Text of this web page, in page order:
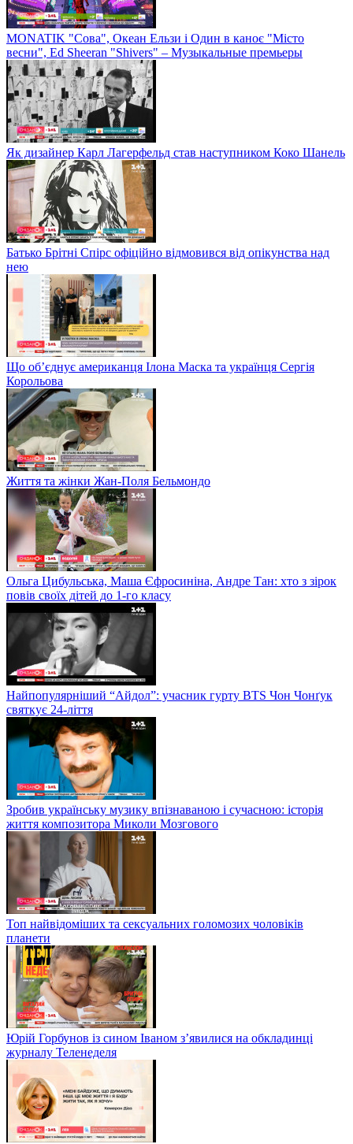
MONATIK "Сова", Океан Ельзи і Один в каноє "Місто
весни", Ed Sheeran "Shivers" – Музыкальные премьеры
Як дизайнер Карл Лагерфельд став наступником Коко Шанель
Батько Брітні Спірс офіційно відмовився від опікунства над
нею
Що об’єднує американця Ілона Маска та українця Сергія
Корольова
Життя та жінки Жан-Поля Бельмондо
Ольга Цибульська, Маша Єфросиніна, Андре Тан: хто з зірок
повів своїх дітей до 1-го класу
Найпопулярніший “Айдол”: учасник гурту BTS Чон Чонґук
святкує 24-ліття
Зробив українську музику впізнаваною і сучасною: історія
життя композитора Миколи Мозгового
Топ найвідоміших та сексуальних голомозих чоловіків
планети
Юрій Горбунов із сином Іваном з’явилися на обкладинці
журналу Теленеделя